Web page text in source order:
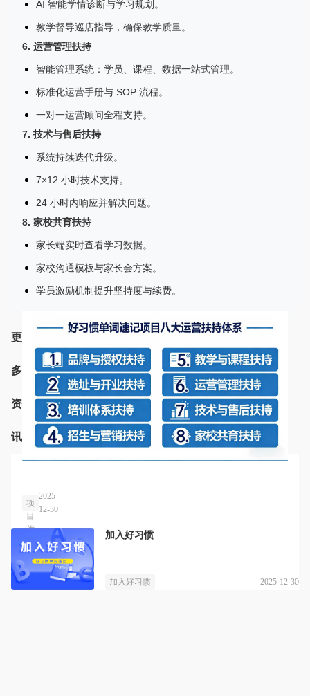
AI 智能学情诊断与学习规划。
教学督导巡店指导，确保教学质量。
6. 运营管理扶持
智能管理系统：学员、课程、数据一站式管理。
标准化运营手册与 SOP 流程。
一对一运营顾问全程支持。
7. 技术与售后扶持
系统持续迭代升级。
7×12 小时技术支持。
24 小时内响应并解决问题。
8. 家校共育扶持
家长端实时查看学习数据。
家校沟通模板与家长会方案。
学员激励机制提升坚持度与续费。
更
多
资
讯
项
势
项
目
优
势
2025-
12-30
加入好习惯
加入好习惯 2025-12-30